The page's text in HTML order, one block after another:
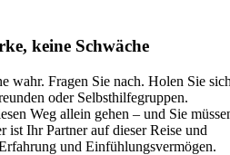
keine Schwäche
wahr. Fragen Sie nach. Holen Sie
oder Selbsthilfegruppen.
Weg allein gehen – und Sie
ist Ihr Partner auf dieser Reise und
und Einfühlungsvermögen.